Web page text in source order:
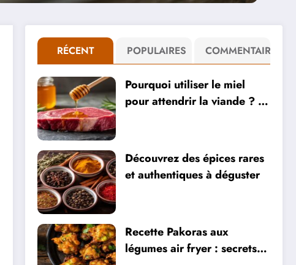
RÉCENT POPULAIRES COMMENTAIRE
Pourquoi utiliser le miel
pour attendrir la viande ? 5
Découvrez des épices rares
et authentiques à déguster
Recette Pakoras aux
légumes air fryer : secrets